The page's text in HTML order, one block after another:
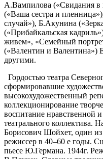
А.Вампилова («Свидания в
(«Ваша сестра и
случай»), Б.Акунина
(«Прибайкальская
живем», «Семейный
(«Валентин и Валентина»)
другими.
Гордостью театра
сформировавшие
высокохудожественный
коллекционирование
воспитание нравственной
театрального
Борисович Шойхет, один
режиссер в 40–60 е годы.
пьесе Ю.Германа. 1944г.